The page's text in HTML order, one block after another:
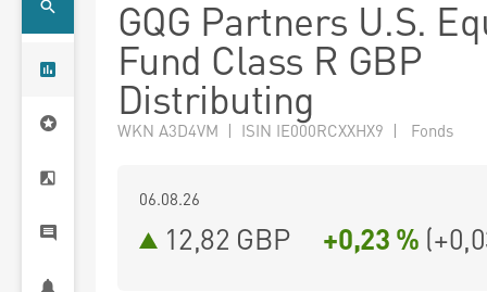
GQG Partners U.S.
Fund Class R GBP
Distributing
WKN A3D4VM | ISIN IE000RCXXHX9 | Fonds
06.08.26
12,82 GBP +0,23 % (